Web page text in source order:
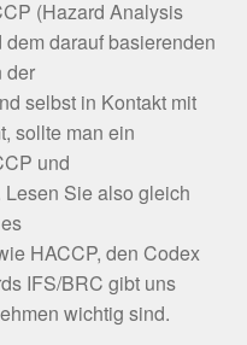
(Hazard Analysis
darauf basierenden
der
selbst in Kontakt mit
sollte man ein
und
Sie also gleich
HACCP, den Codex
IFS/BRC gibt uns
wichtig sind.